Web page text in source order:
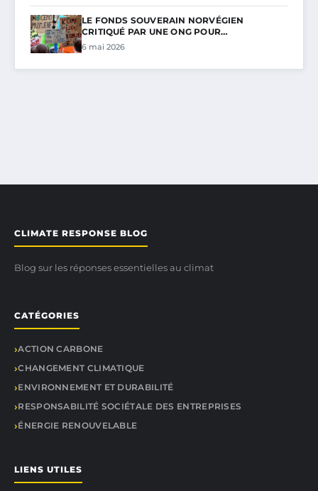
LE FONDS SOUVERAIN NORVÉGIEN
CRITIQUÉ PAR UNE ONG POUR…
6 mai 2026
CLIMATE RESPONSE BLOG
Blog sur les réponses essentielles au climat
CATÉGORIES
ACTION CARBONE
CHANGEMENT CLIMATIQUE
ENVIRONNEMENT ET DURABILITÉ
RESPONSABILITÉ SOCIÉTALE DES ENTREPRISES
ÉNERGIE RENOUVELABLE
LIENS UTILES